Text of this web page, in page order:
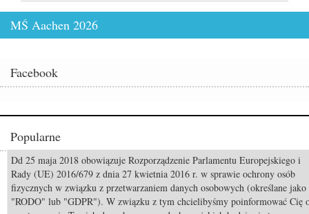
MŚ Aachen 2026
Facebook
Popularne
Wyniki aukcji Pride of Poland 2026
Odszedł Monty Roberts – człowiek, który nauczył świat słuchać koni
Dd 25 maja 2018 obowiązuje Rozporządzenie Parlamentu Europejskiego i
Rady (UE) 2016/679 z dnia 27 kwietnia 2016 r. w sprawie ochrony osób
fizycznych w związku z przetwarzaniem danych osobowych (określane jako
"RODO" lub "GDPR"). W związku z tym chcielibyśmy poinformować Cię